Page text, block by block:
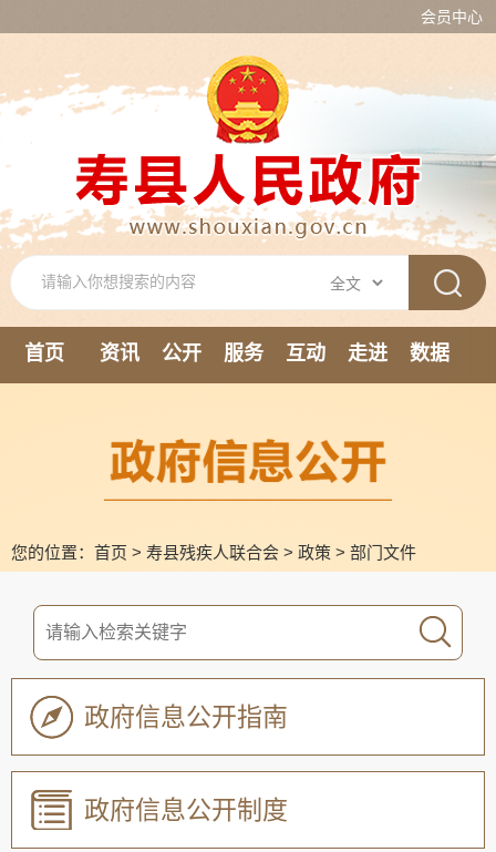
会员中心
首页 资讯 公开 服务 互动 走进
数据
您的位置： 首页 > 寿县残疾人联合会 > 政策 > 部门文件
政府信息公开指南
政府信息公开制度